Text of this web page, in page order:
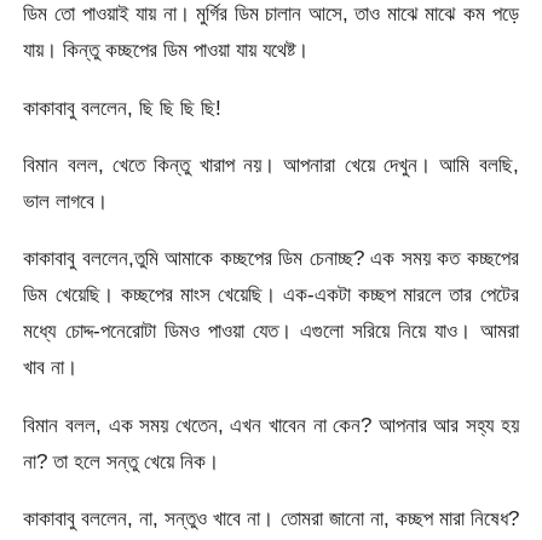
ডিম তো পাওয়াই যায় না। মুর্গির ডিম চালান আসে, তাও মাঝে মাঝে কম পড়ে
যায়। কিন্তু কচ্ছপের ডিম পাওয়া যায় যথেষ্ট।
কাকাবাবু বললেন, ছি ছি ছি ছি!
বিমান বলল, খেতে কিন্তু খারাপ নয়। আপনারা খেয়ে দেখুন। আমি বলছি,
ভাল লাগবে।
কাকাবাবু বললেন,তুমি আমাকে কচ্ছপের ডিম চেনাচ্ছ? এক সময় কত কচ্ছপের
ডিম খেয়েছি। কচ্ছপের মাংস খেয়েছি। এক-একটা কচ্ছপ মারলে তার পেটের
মধ্যে চোদ্দ-পনেরোটা ডিমও পাওয়া যেত। এগুলো সরিয়ে নিয়ে যাও। আমরা
খাব না।
বিমান বলল, এক সময় খেতেন, এখন খাবেন না কেন? আপনার আর সহ্য হয়
না? তা হলে সন্তু খেয়ে নিক।
কাকাবাবু বললেন, না, সন্তুও খাবে না। তোমরা জানো না, কচ্ছপ মারা নিষেধ?